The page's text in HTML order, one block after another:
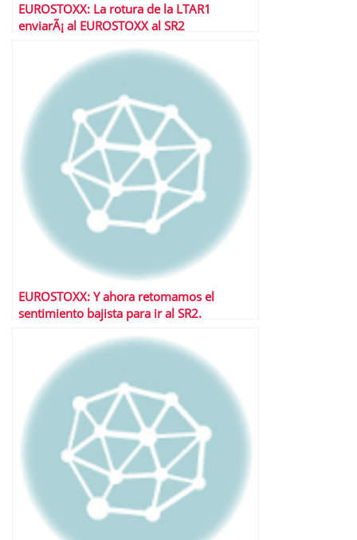
EUROSTOXX: La rotura de la LTAR1
enviarÃ¡ al EUROSTOXX al SR2
EUROSTOXX: Y ahora retomamos el
sentimiento bajista para ir al SR2.